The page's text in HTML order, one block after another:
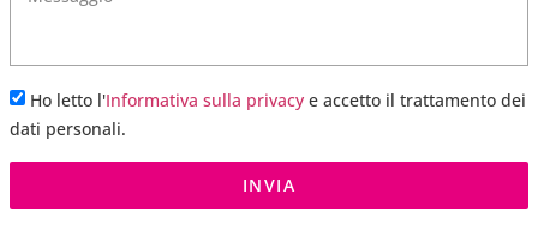
Ho letto l'Informativa sulla privacy e accetto il trattamento dei
dati personali.
INVIA